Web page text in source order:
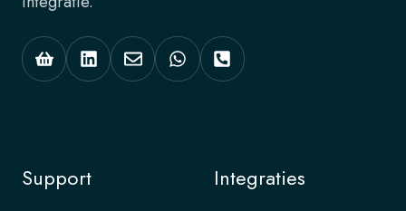
Support Integraties